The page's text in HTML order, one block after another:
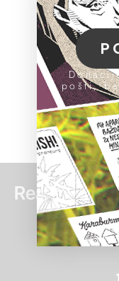
Read more:
pošti,